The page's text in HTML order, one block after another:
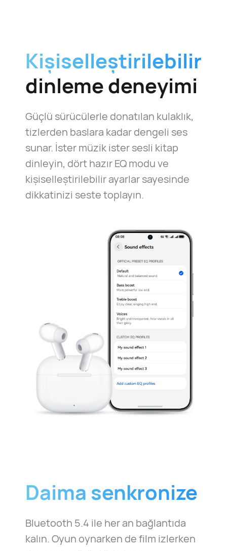
Kişiselleştirilebilir
dinleme deneyimi
Güçlü sürücülerle donatılan kulaklık,
tizlerden baslara kadar dengeli ses
sunar. İster müzik ister sesli kitap
dinleyin, dört hazır EQ modu ve
kişiselleştirilebilir ayarlar sayesinde
dikkatinizi seste toplayın.
Daima senkronize
Bluetooth 5.4 ile her an bağlantıda
kalın. Oyun oynarken de film izlerken